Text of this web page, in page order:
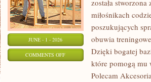
JUNE - 1 - 2026
COMMENTS OFFON
została
miłośnikach
poszukujących
obuwia
Dzięki bogatej
które pomogą mu
Polecam